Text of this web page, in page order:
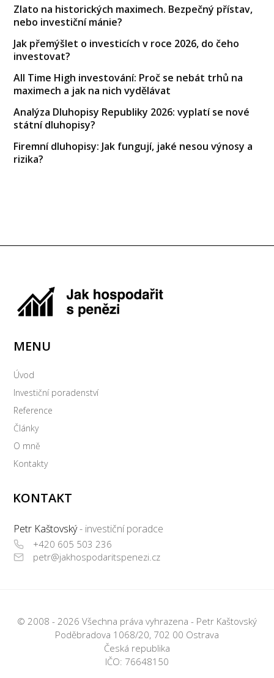
Zlato na historických maximech. Bezpečný přístav,
nebo investiční mánie?
Jak přemýšlet o investicích v roce 2026, do čeho
investovat?
All Time High investování: Proč se nebát trhů na
maximech a jak na nich vydělávat
Analýza Dluhopisy Republiky 2026: vyplatí se nové
státní dluhopisy?
Firemní dluhopisy: Jak fungují, jaké nesou výnosy a
rizika?
MENU
Úvod
Investiční poradenství
Reference
Články
O mně
Kontakty
KONTAKT
Petr Kaštovský- investiční poradce
+420 605 503 236
petr@jakhospodaritspenezi.cz
© 2008 - 2026 Všechna práva vyhrazena - Petr Kaštovský
Poděbradova 1068/20, 702 00 Ostrava
Česká republika
IČO: 76648150